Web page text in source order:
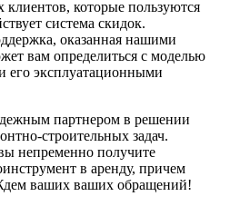
клиентов, которые пользуются
система скидок.
оказанная нашими
вам определиться с моделью
его эксплуатационными
партнером в решении
строительных задач.
непременно получите
в аренду, причем
ваших ваших обращений!